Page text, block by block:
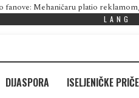
fanove: Mehaničaru platio
LANG
DIJASPORA ISELJENIČKE PRIČE